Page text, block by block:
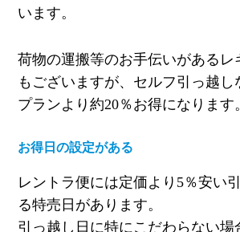
います。
荷物の運搬等のお手伝いがあるレ
もございますが、セルフ引っ越し
プランより約20％お得になります。
お得日の設定がある
レントラ便には定価より5％安い
る特売日があります。
引っ越し日に特にこだわらない場